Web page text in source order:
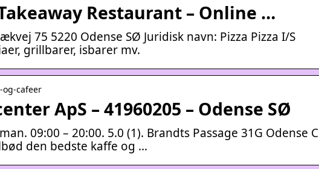
Restaurant – Online …
75 5220 Odense SØ Juridisk navn: Pizza Pizza I/S
grillbarer, isbarer mv.
og-cafeer
ApS – 41960205 – Odense SØ
09:00 – 20:00. 5.0 (1). Brandts Passage 31G Odense C
den bedste kaffe og …